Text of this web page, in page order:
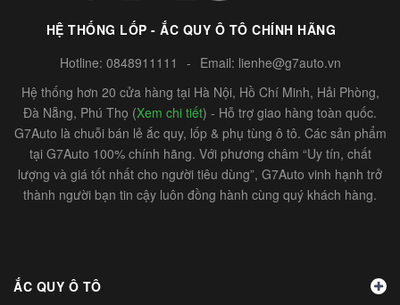
HỆ THỐNG LỐP - ẮC QUY Ô TÔ CHÍNH HÃNG
Hotline: 0848911111 - Email: lienhe@g7auto.vn
Hệ thống hơn 20 cửa hàng tại Hà Nội, Hồ Chí Minh, Hải Phòng,
Đà Nẵng, Phú Thọ (Xem chi tiết) - Hỗ trợ giao hàng toàn quốc.
G7Auto là chuỗi bán lẻ ắc quy, lốp & phụ tùng ô tô. Các sản phẩm
tại G7Auto 100% chính hãng. Với phương châm “Uy tín, chất
lượng và giá tốt nhất cho người tiêu dùng”, G7Auto vinh hạnh trở
thành người bạn tin cậy luôn đồng hành cùng quý khách hàng.
ẮC QUY Ô TÔ